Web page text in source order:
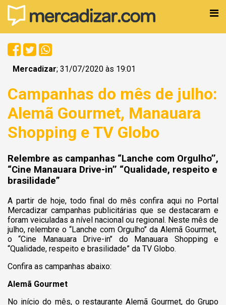
Mercadizar; 31/07/2020 às 19:01
Campanhas do mês de julho:
Alemã Gourmet, Manauara
Shopping e TV Globo
Relembre as campanhas “Lanche com Orgulho’’,
“Cine Manauara Drive-in’’ “Qualidade, respeito e
brasilidade”
A partir de hoje, todo final do mês confira aqui no Portal
Mercadizar campanhas publicitárias que se destacaram e
foram veiculadas a nível nacional ou regional. Neste mês de
julho, relembre o “Lanche com Orgulho’’ da Alemã Gourmet,
o “Cine Manauara Drive-in’’ do Manauara Shopping e
“Qualidade, respeito e brasilidade” da TV Globo.
Confira as campanhas abaixo:
Alemã Gourmet
No início do mês, o restaurante Alemã Gourmet, do Grupo